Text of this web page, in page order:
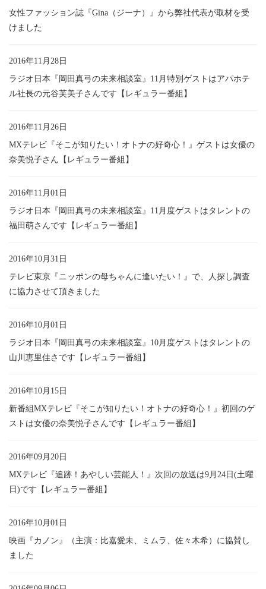
女性ファッション誌『Gina（ジーナ）』から弊社代表が取材を受
けました
2016年11月28日
ラジオ日本『岡田真弓の未来相談室』11月特別ゲストはアパホテ
ル社長の元谷芙美子さんです【レギュラー番組】
2016年11月26日
MXテレビ『そこが知りたい！オトナの好奇心！』ゲストは女優の
奈美悦子さん【レギュラー番組】
2016年11月01日
ラジオ日本『岡田真弓の未来相談室』11月度ゲストはタレントの
福田萌さんです【レギュラー番組】
2016年10月31日
テレビ東京『ニッポンの母ちゃんに逢いたい！』で、人探し調査
に協力させて頂きました
2016年10月01日
ラジオ日本『岡田真弓の未来相談室』10月度ゲストはタレントの
山川恵里佳さです【レギュラー番組】
2016年10月15日
新番組MXテレビ『そこが知りたい！オトナの好奇心！』初回のゲ
ストは女優の奈美悦子さんです【レギュラー番組】
2016年09月20日
MXテレビ『追跡！あやしい芸能人！』次回の放送は9月24日(土曜
日)です【レギュラー番組】
2016年10月01日
映画『カノン』（主演：比嘉愛未、ミムラ、佐々木希）に協賛し
ました